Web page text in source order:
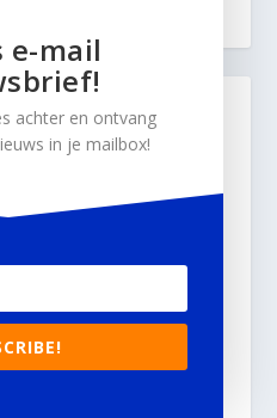
e-mail
achter en ontvang
in je mailbox!